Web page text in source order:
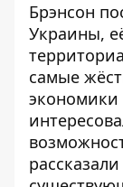
Брэнсон
Украины,
самые
экономики